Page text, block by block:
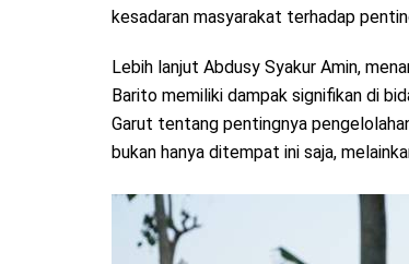
kesadaran masyarakat terhadap
Lebih lanjut Abdusy Syakur Amin,
Barito memiliki dampak signifikan di
Garut tentang pentingnya
bukan hanya ditempat ini saja,